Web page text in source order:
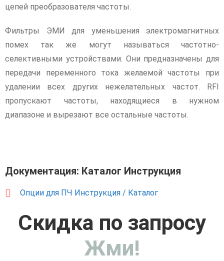
цепей преобразователя частоты.
Фильтры ЭМИ для уменьшения электромагнитных
помех так же могут называться частотно-
селективными устройствами. Они предназначены для
передачи переменного тока желаемой частоты при
удалении всех других нежелательных частот. RFI
пропускают частоты, находящиеся в нужном
диапазоне и вырезают все остальные частоты.
Документация: Каталог Инструкция
Опции для ПЧ Инструкция / Каталог
Скидка по запросу
Жми!